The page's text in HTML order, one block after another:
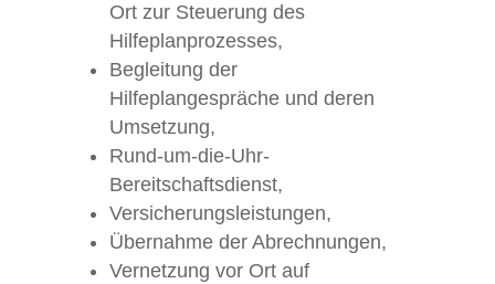
Ort zur Steuerung des
Hilfeplanprozesses,
Begleitung der
Hilfeplangespräche und deren
Umsetzung,
Rund-um-die-Uhr-
Bereitschaftsdienst,
Versicherungsleistungen,
Übernahme der Abrechnungen,
Vernetzung vor Ort auf